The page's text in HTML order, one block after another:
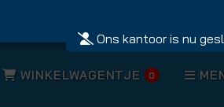
Ons kantoor is nu
WINKELWAGENTJE 0